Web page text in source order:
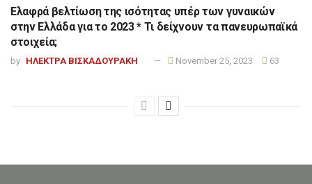
Ελαφρά βελτίωση της ισότητας υπέρ των γυναικών
στην Ελλάδα για το 2023 * Τι δείχνουν τα πανευρωπαϊκά
στοιχεία;
by ΗΛΕΚΤΡΑ ΒΙΣΚΑΔΟΥΡΑΚΗ November 25, 2023 63